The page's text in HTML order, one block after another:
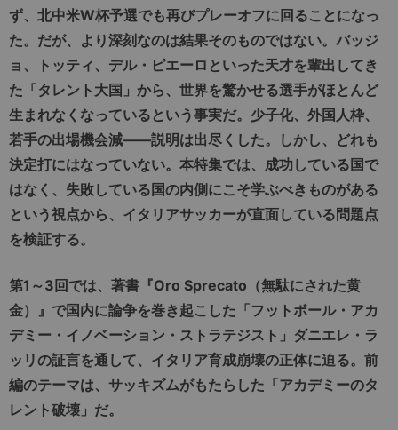
ず、北中米W杯予選でも再びプレーオフに回ることになっ
た。だが、より深刻なのは結果そのものではない。バッジ
ョ、トッティ、デル・ピエーロといった天才を輩出してき
た「タレント大国」から、世界を驚かせる選手がほとんど
生まれなくなっているという事実だ。少子化、外国人枠、
若手の出場機会減――説明は出尽くした。しかし、どれも
決定打にはなっていない。本特集では、成功している国で
はなく、失敗している国の内側にこそ学ぶべきものがある
という視点から、イタリアサッカーが直面している問題点
を検証する。
第1～3回では、著書『Oro Sprecato（無駄にされた黄
金）』で国内に論争を巻き起こした「フットボール・アカ
デミー・イノベーション・ストラテジスト」ダニエレ・ラ
ッリの証言を通して、イタリア育成崩壊の正体に迫る。前
編のテーマは、サッキズムがもたらした「アカデミーのタ
レント破壊」だ。